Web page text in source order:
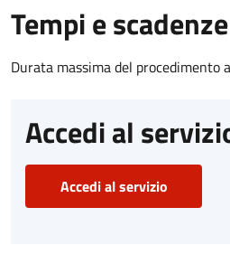
Tempi e scadenze
Durata massima del
Accedi al
Accedi al servizio